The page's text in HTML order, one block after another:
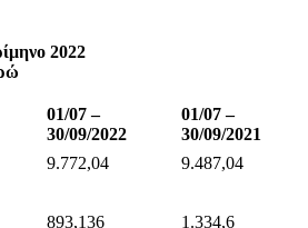
2022
01/07 –
30/09/2022
01/07 –
30/09/2021
9.772,04
9.487,04
893,136 1.334,6